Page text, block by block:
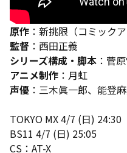
原作 ：新挑限（コミックア
監督 ：西田正義
シリーズ構成・脚本 ：菅
アニメ制作 ：月虹
声優 ：三木眞一郎、能登
TOKYO MX 4/7 (日) 24:30
BS11 4/7 (日) 25:05
CS：AT-X